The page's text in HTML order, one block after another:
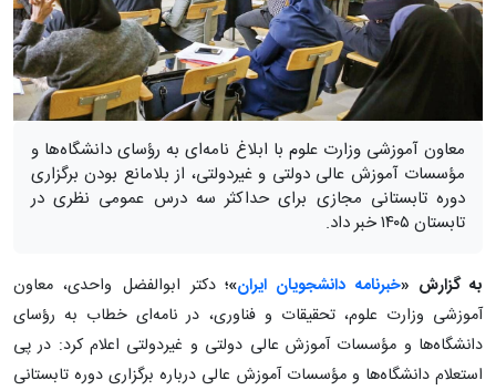
معاون آموزشی وزارت علوم با ابلاغ نامه‌ای به رؤسای دانشگاه‌ها و
مؤسسات آموزش عالی دولتی و غیردولتی، از بلامانع بودن برگزاری
دوره تابستانی مجازی برای حداکثر سه درس عمومی نظری در
تابستان ۱۴۰۵ خبر داد.
به گزارش «خبرنامه دانشجویان ایران»؛دکتر ابوالفضل واحدی، معاون
آموزشی وزارت علوم، تحقیقات و فناوری، در نامه‌ای خطاب به رؤسای
دانشگاه‌ها و مؤسسات آموزش عالی دولتی و غیردولتی اعلام کرد: در پی
استعلام دانشگاه‌ها و مؤسسات آموزش عالی درباره برگزاری دوره تابستانی